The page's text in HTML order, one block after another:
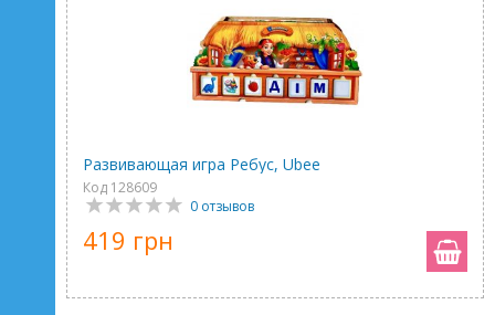
Развивающая игра Ребус, Ubee
Код 128609
0 отзывов
419 грн